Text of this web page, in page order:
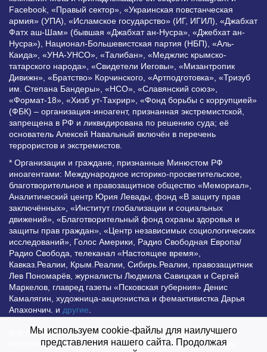
Facebook, «Правый сектор», «Украинская повстанческая
армия» (УПА), «Исламское государство» (ИГ, ИГИЛ), «Джабхат
Фатх аш-Шам» (бывшая «Джабхат ан-Нусра», «Джебхат ан-
Нусра»), Национал-Большевистская партия (НБП), «Аль-
Каида», «УНА-УНСО», «Талибан», «Меджлис крымско-
татарского народа», «Свидетели Иеговы», «Мизантропик
Дивижн», «Братство» Корчинского, «Артподготовка», «Тризуб
им. Степана Бандеры», «НСО», «Славянский союз»,
«Формат-18», «Хизб ут-Тахрир», «Фонд борьбы с коррупцией»
(ФБК) – организация-иноагент, признанная экстремистской,
запрещена в РФ и ликвидирована по решению суда; её
основатель Алексей Навальный включён в перечень
террористов и экстремистов.
* Организации и граждане, признанные Минюстом РФ
иноагентами: Международное историко-просветительское,
благотворительное и правозащитное общество «Мемориал»,
Аналитический центр Юрия Левады, фонд «В защиту прав
заключённых», «Институт глобализации и социальных
движений», «Благотворительный фонд охраны здоровья и
защиты прав граждан», «Центр независимых социологических
исследований», Голос Америки, Радио Свободная Европа/
Радио Свобода, телеканал «Настоящее время»,
Кавказ.Реалии, Крым.Реалии, Сибирь.Реалии, правозащитник
Лев Пономарёв, журналисты Людмила Савицкая и Сергей
Маркелов, главред газеты «Псковская губерния» Денис
Камалягин, художница-акционистка и фемактивистка Дарья
Апахончич. и другие.
Все права защищены и охраняются законом. Любое
использование материалов сайта допустимо при условии
Мы используем cookie-файлы для наилучшего
представления нашего сайта. Продолжая